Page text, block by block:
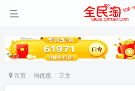
首页 淘优惠 正文